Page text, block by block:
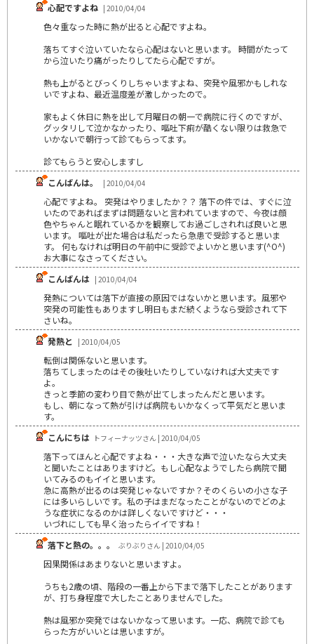
心配ですよね | 2010/04/04
色々重なった時に熱が出ると心配ですよね。
落ちてすぐ泣いていたなら心配はないと思います。 時間がたって
から泣いたり痛がったりしてたら心配ですが。
熱も上がるとびっくりしちゃいますよね、突発や風邪かもしれな
いですよね、最近温度差が激しかったので。
家もよく休日に熱を出して月曜日の朝一で病院に行くのですが、
グッタリして泣かなかったり、嘔吐下痢が酷くない限りは救急で
いかないで朝行って診てもらってます。
診てもらうと安心しますし
こんばんは。
| 2010/04/04
心配ですよね。 突発はやりましたか？？ 落下の件では、すぐに泣
いたのであればまずは問題ないと言われていますので、今夜は顔
色やちゃんと眠れているかを観察してお過ごしされれば良いと思
います。 嘔吐が出た場合は私だったら急患で受診すると思いま
す。 何もなければ明日の午前中に受診でよいかと思います(^O^)
お大事になさってください。
こんばんは | 2010/04/04
発熱については落下が直接の原因ではないかと思います。風邪や
突発の可能性もありますし明日もまだ続くようなら受診されて下
さいね。
発熱と
| 2010/04/05
転倒は関係ないと思います。
落ちてしまったのはその後吐いたりしていなければ大丈夫です
よ。
きっと季節の変わり目で熱が出てしまったんだと思います。
もし、朝になって熱が引けば病院もいかなくって平気だと思いま
す。
こんにちは トフィーナッツさん | 2010/04/05
落下ってほんと心配ですよね・・・大きな声で泣いたなら大丈夫
と聞いたことはありますけど。もし心配なようでしたら病院で聞
いてみるのもイイと思います。
急に高熱が出るのは突発じゃないですか？そのくらいの小さな子
には多いらしいです。私の子はまだなったことがないのでどのよ
うな症状になるのかは詳しくないですけど・・・
いづれにしても早く治ったらイイですね！
落下と熱の。。。
ぶりぶりさん | 2010/04/05
因果関係はあまりないと思いますよ。
うちも2歳の頃、階段の一番上から下まで落下したことがあります
が、打ち身程度で大したことありませんでした。
熱は風邪か突発ではないかなって思います。一応、病院で診ても
らった方がいいとは思いますが。